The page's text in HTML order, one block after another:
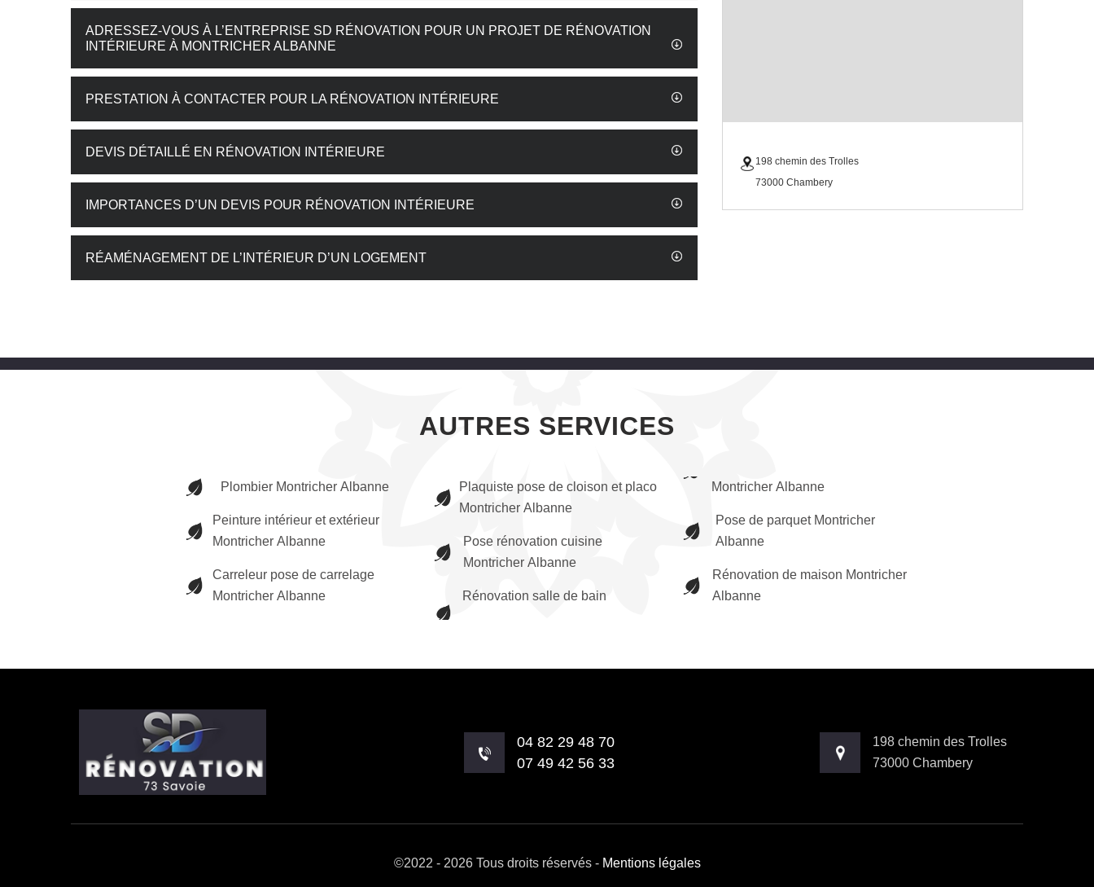
ADRESSEZ-VOUS À L’ENTREPRISE SD RÉNOVATION POUR UN PROJET DE RÉNOVATION
INTÉRIEURE À MONTRICHER ALBANNE
PRESTATION À CONTACTER POUR LA RÉNOVATION INTÉRIEURE
DEVIS DÉTAILLÉ EN RÉNOVATION INTÉRIEURE
IMPORTANCES D’UN DEVIS POUR RÉNOVATION INTÉRIEURE
RÉAMÉNAGEMENT DE L’INTÉRIEUR D’UN LOGEMENT
198 chemin des Trolles
73000 Chambery
AUTRES SERVICES
Plombier Montricher Albanne
Peinture intérieur et extérieur
Montricher Albanne
Carreleur pose de carrelage
Montricher Albanne
Plaquiste pose de cloison et placo
Montricher Albanne
Pose rénovation cuisine
Montricher Albanne
Rénovation salle de bain
Montricher Albanne
Pose de parquet Montricher
Albanne
Rénovation de maison Montricher
Albanne
04 82 29 48 70
07 49 42 56 33
198 chemin des Trolles
73000 Chambery
©2022 - 2026 Tous droits réservés - Mentions légales